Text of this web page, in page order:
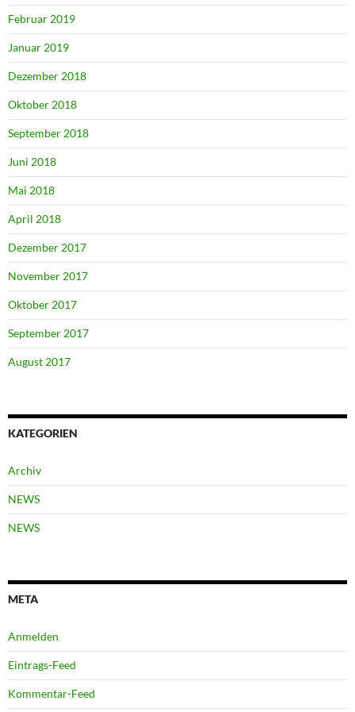
Februar 2019
Januar 2019
Dezember 2018
Oktober 2018
September 2018
Juni 2018
Mai 2018
April 2018
Dezember 2017
November 2017
Oktober 2017
September 2017
August 2017
KATEGORIEN
Archiv
NEWS
NEWS
META
Anmelden
Eintrags-Feed
Kommentar-Feed